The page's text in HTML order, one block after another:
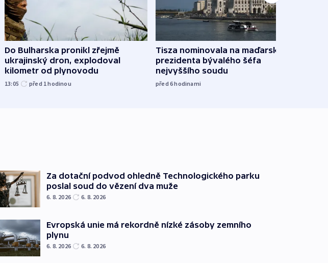
Do Bulharska pronikl zřejmě
ukrajinský dron, explodoval
kilometr od plynovodu
13:05 před 1hodinou
Tisza nominovala na maďarského
prezidenta bývalého šéfa
nejvyššího soudu
před 6hodinami
Za dotační podvod ohledně Technologického parku
poslal soud do vězení dva muže
6. 8. 2026 6. 8. 2026
Evropská unie má rekordně nízké zásoby zemního
plynu
6. 8. 2026 6. 8. 2026